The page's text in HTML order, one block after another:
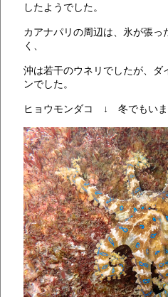
したようでした。
カアナパリの周辺は、氷が張っ
く、
沖は若干のウネリでしたが、ダ
ンでした。
ヒョウモンダコ ↓ 冬でもいま